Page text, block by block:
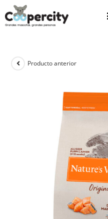
Producto anterior